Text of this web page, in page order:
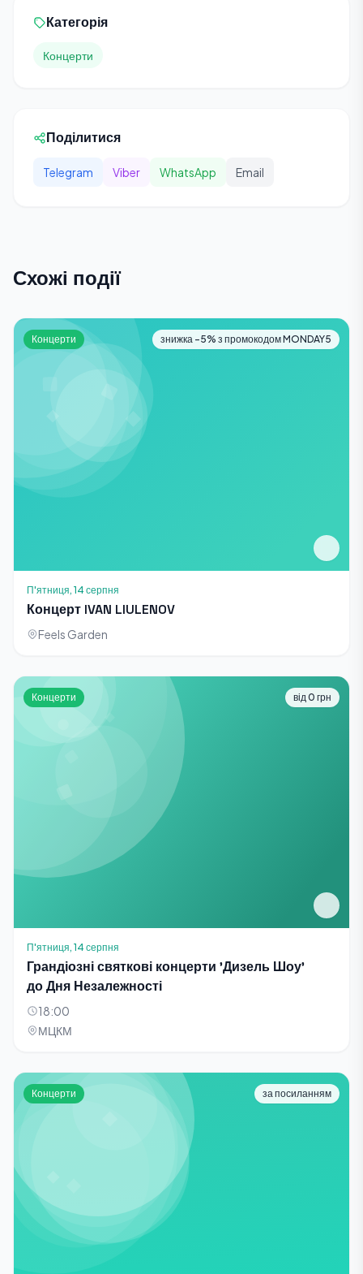
Категорія
Концерти
Поділитися
Telegram Viber WhatsApp Email
Схожі події
Концерти знижка -5% з промокодом MONDAY5
П'ятниця, 14 серпня
Концерт IVAN LIULENOV
Feels Garden
Концерти від 0 грн
П'ятниця, 14 серпня
Грандіозні святкові концерти 'Дизель Шоу'
до Дня Незалежності
18:00
МЦКМ
Концерти за посиланням